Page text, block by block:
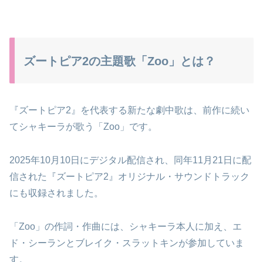
ズートピア2の主題歌「Zoo」とは？
『ズートピア2』を代表する新たな劇中歌は、前作に続い
てシャキーラが歌う「Zoo」です。
2025年10月10日にデジタル配信され、同年11月21日に配
信された『ズートピア2』オリジナル・サウンドトラック
にも収録されました。
「Zoo」の作詞・作曲には、シャキーラ本人に加え、エ
ド・シーランとブレイク・スラットキンが参加していま
す。